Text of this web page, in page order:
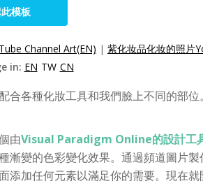
模板
Channel Art(EN) | 紫化妆品化妆的照片
in: EN TW CN
各種化妝工具和我們臉上不同的部
由Visual Paradigm Online的設計工
變的色彩變化效果。通過頻道圖片
加任何元素以滿足你的需要。現在